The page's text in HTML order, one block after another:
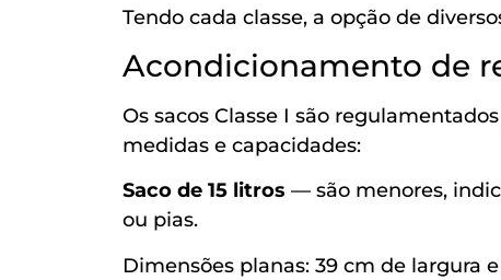
Tendo cada classe, a opção de
Acondicionamento de
Os sacos Classe I são
medidas e capacidades:
Saco de 15 litros — são menores,
ou pias.
Dimensões planas: 39 cm de largura